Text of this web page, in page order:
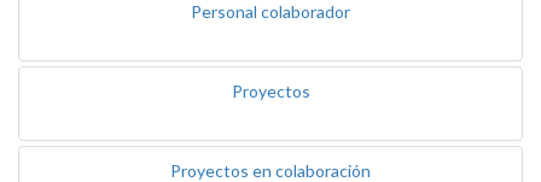
Personal colaborador
Proyectos
Proyectos en colaboración